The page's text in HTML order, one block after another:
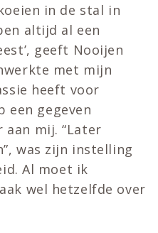
in de stal in
altijd al een
geeft Nooijen
met mijn
heeft voor
gegeven
aan mij. “Later
was zijn instelling
Al moet ik
wel hetzelfde over